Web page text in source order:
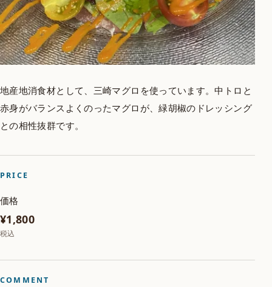
地産地消食材として、三崎マグロを使っています。中トロと
赤身がバランスよくのったマグロが、緑胡椒のドレッシング
との相性抜群です。
PRICE
価格
¥1,800
税込
COMMENT